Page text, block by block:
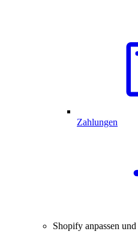
Zahlungen
Shopify anpassen